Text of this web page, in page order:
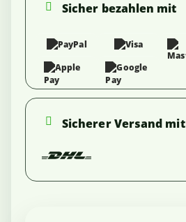
Sicher bezahlen mit
Sicherer Versand mit